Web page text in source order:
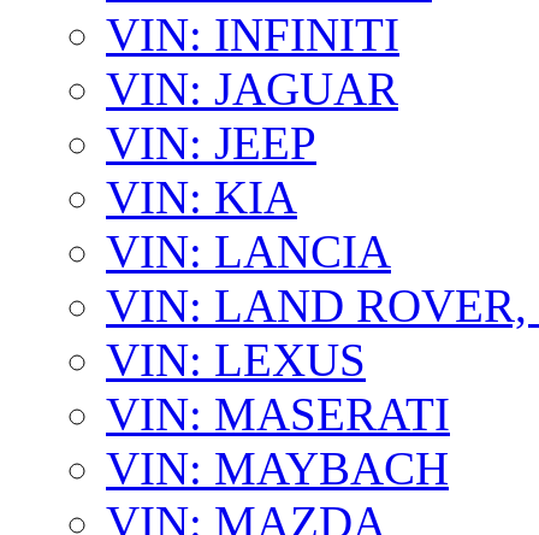
VIN: INFINITI
VIN: JAGUAR
VIN: JEEP
VIN: KIA
VIN: LANCIA
VIN: LAND ROVER,
VIN: LEXUS
VIN: MASERATI
VIN: MAYBACH
VIN: MAZDA